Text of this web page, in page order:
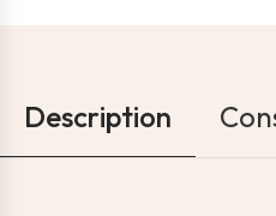
Description